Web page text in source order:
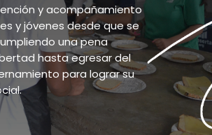
y acompañamiento
y jóvenes desde que se
una pena
hasta egresar del
para lograr su